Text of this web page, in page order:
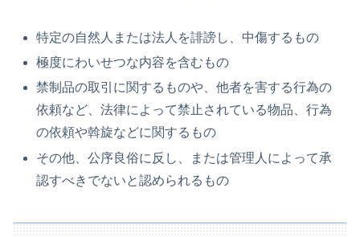
特定の自然人または法人を誹謗し、中傷するもの
極度にわいせつな内容を含むもの
禁制品の取引に関するものや、他者を害する行為の
依頼など、法律によって禁止されている物品、行為
の依頼や斡旋などに関するもの
その他、公序良俗に反し、または管理人によって承
認すべきでないと認められるもの